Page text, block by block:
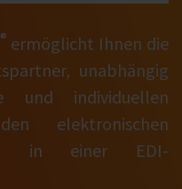
® ermöglicht Ihnen die
unabhängig
und individuellen
elektronischen
in einer EDI-